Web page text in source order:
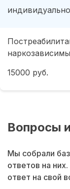
индивидуально
15000 руб.
Вопросы
Мы собрали
ответов на
ответ на свой